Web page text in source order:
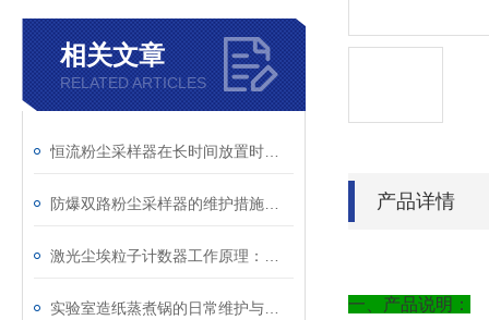
相关文章
RELATED ARTICLES
产品详情
一、产品说明：